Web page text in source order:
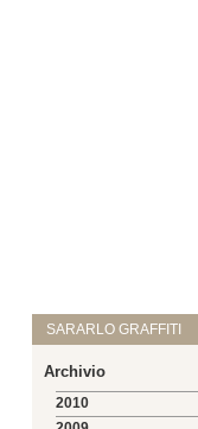
SARARLO GRAFFITI
Archivio
2010